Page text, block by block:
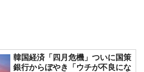
韓国経済「四月危機」ついに国策
銀行からぼやき「ウチが不良にな